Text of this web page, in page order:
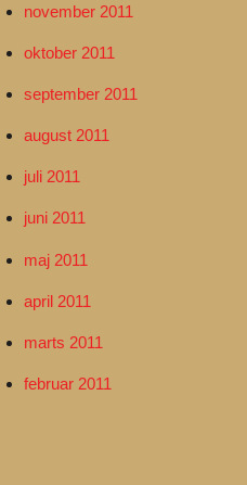
november 2011
oktober 2011
september 2011
august 2011
juli 2011
juni 2011
maj 2011
april 2011
marts 2011
februar 2011